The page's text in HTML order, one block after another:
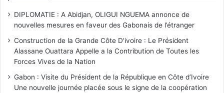
DIPLOMATIE : A Abidjan, OLIGUI NGUEMA annonce de
nouvelles mesures en faveur des Gabonais de l’étranger
Construction de la Grande Côte D'ivoire : Le Président
Alassane Ouattara Appelle a la Contribution de Toutes les
Forces Vives de la Nation
Gabon : Visite du Président de la République en Côte d’Ivoire
Une nouvelle journée placée sous le signe de la coopération